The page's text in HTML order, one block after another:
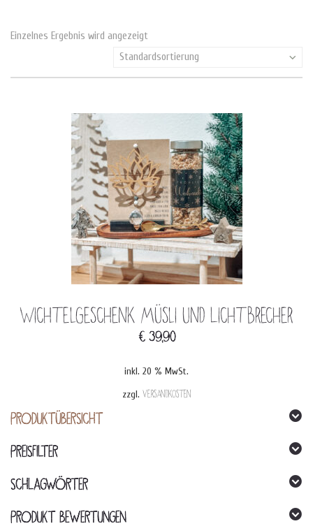
Einzelnes Ergebnis wird angezeigt
Standardsortierung
Wichtelgeschenk Müsli und Lichtbrecher
€39,90
inkl. 20 % MwSt.
zzgl. Versandkosten
PRODUKTÜBERSICHT
PREISFILTER
SCHLAGWÖRTER
PRODUKT BEWERTUNGEN